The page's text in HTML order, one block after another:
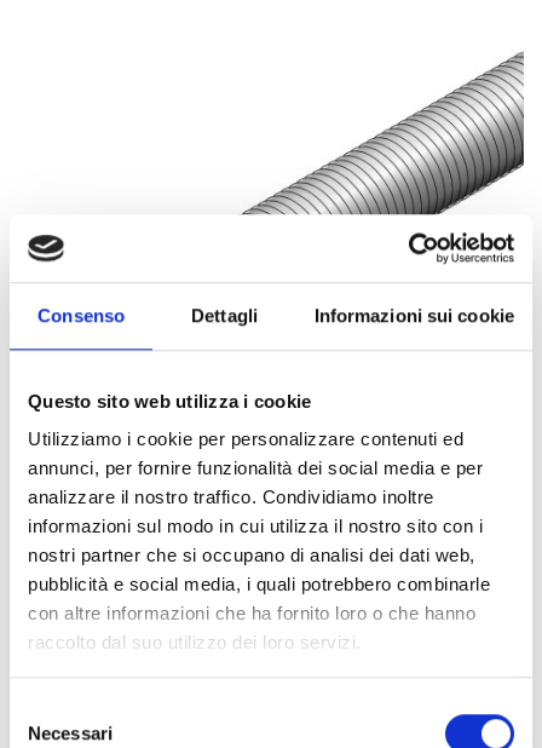
Consenso Dettagli Informazioni sui cookie
Questo sito web utilizza i cookie
Utilizziamo i cookie per personalizzare contenuti ed
annunci, per fornire funzionalità dei social media e per
analizzare il nostro traffico. Condividiamo inoltre
informazioni sul modo in cui utilizza il nostro sito con i
nostri partner che si occupano di analisi dei dati web,
pubblicità e social media, i quali potrebbero combinarle
con altre informazioni che ha fornito loro o che hanno
raccolto dal suo utilizzo dei loro servizi.
delNecessari
ART: 0737005
Tubo Filettato Maschio 1 1/4" L=2000mm
(Conf 6mt)